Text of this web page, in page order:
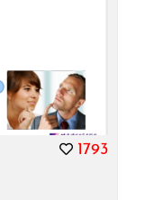
1793